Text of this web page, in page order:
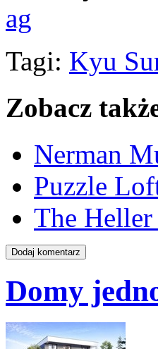
ag
Tagi: Kyu
Zobacz
Nerman
Puzzle
The
Domy